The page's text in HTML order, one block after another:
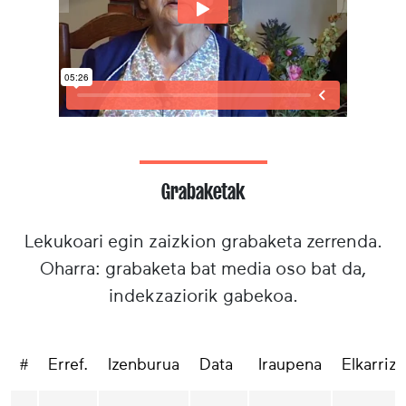
Grabaketak
Lekukoari egin zaizkion grabaketa zerrenda.
Oharra: grabaketa bat media oso bat da,
indekzaziorik gabekoa.
# Erref. Izenburua Data Iraupena